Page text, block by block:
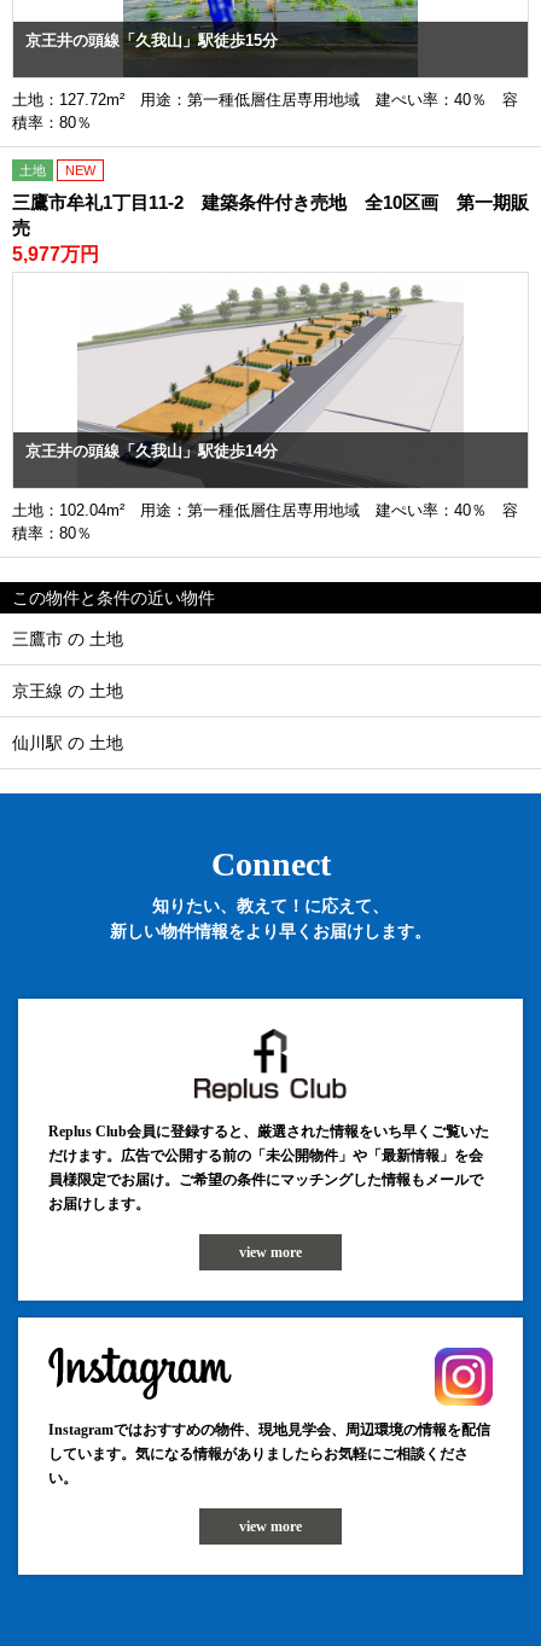
京王井の頭線「久我山」駅徒歩15分
土地：127.72m² 用途：第一種低層住居専用地域 建ぺい率：40％ 容
積率：80％
土地 NEW
三鷹市牟礼1丁目11-2 建築条件付き売地 全10区画 第一期販
売
5,977万円
京王井の頭線「久我山」駅徒歩14分
土地：102.04m² 用途：第一種低層住居専用地域 建ぺい率：40％ 容
積率：80％
この物件と条件の近い物件
三鷹市 の 土地
京王線 の 土地
仙川駅 の 土地
Connect
知りたい、教えて！に応えて、
新しい物件情報をより早くお届けします。
Replus Club会員に登録すると、厳選された情報をいち早くご覧いた
だけます。広告で公開する前の「未公開物件」や「最新情報」を会
員様限定でお届け。ご希望の条件にマッチングした情報もメールで
お届けします。
view more
Instagramではおすすめの物件、現地見学会、周辺環境の情報を配信
しています。気になる情報がありましたらお気軽にご相談くださ
い。
view more